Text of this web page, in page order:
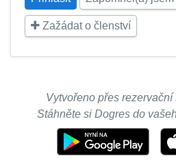
Zažádat o členství
Vytvořeno přes rezervační
Stáhněte si Dogres do